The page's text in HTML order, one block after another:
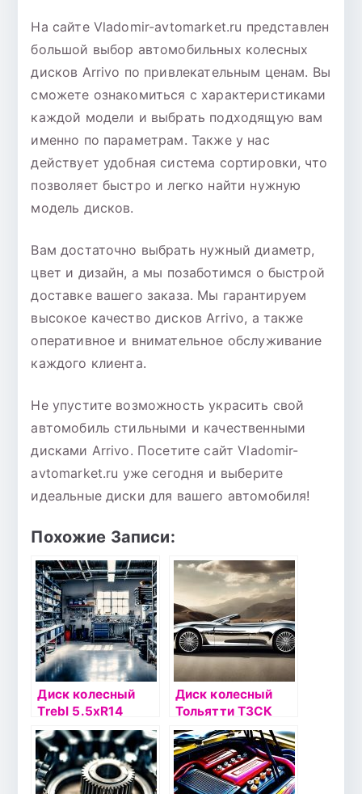
На сайте Vladomir-avtomarket.ru представлен
большой выбор автомобильных колесных
дисков Arrivo по привлекательным ценам. Вы
сможете ознакомиться с характеристиками
каждой модели и выбрать подходящую вам
именно по параметрам. Также у нас
действует удобная система сортировки, что
позволяет быстро и легко найти нужную
модель дисков.
Вам достаточно выбрать нужный диаметр,
цвет и дизайн, а мы позаботимся о быстрой
доставке вашего заказа. Мы гарантируем
высокое качество дисков Arrivo, а также
оперативное и внимательное обслуживание
каждого клиента.
Не упустите возможность украсить свой
автомобиль стильными и качественными
дисками Arrivo. Посетите сайт Vladomir-
avtomarket.ru уже сегодня и выберите
идеальные диски для вашего автомобиля!
Похожие Записи:
Диск колесный
Trebl 5.5хR14
4х100 ЕТ43
DIA60.1 черный
Диск колесный
Тольятти ТЗСК
5.5xR14 4×100
ET43 DIA60.1
черный